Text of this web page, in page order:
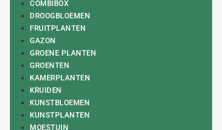
COMBIBOX
DROOGBLOEMEN
FRUITPLANTEN
GAZON
GROENE PLANTEN
GROENTEN
KAMERPLANTEN
KRUIDEN
KUNSTBLOEMEN
KUNSTPLANTEN
MOESTUIN